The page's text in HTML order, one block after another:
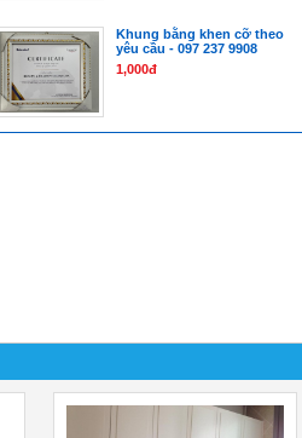
Khung bằng khen cỡ theo
yêu cầu - 097 237 9908
1,000đ